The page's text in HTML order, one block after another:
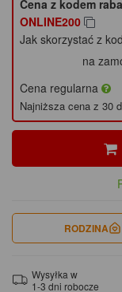
Cena z kodem
ONLINE200
Jak skorzystać z
na
Cena regularna
Najniższa cena z 30
RODZINA
Wysyłka w
1-3 dni robocze